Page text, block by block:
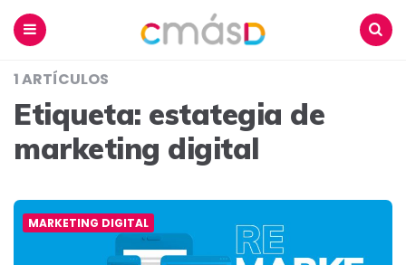
1 ARTÍCULOS
Etiqueta: estategia de
marketing digital
MARKETING DIGITAL